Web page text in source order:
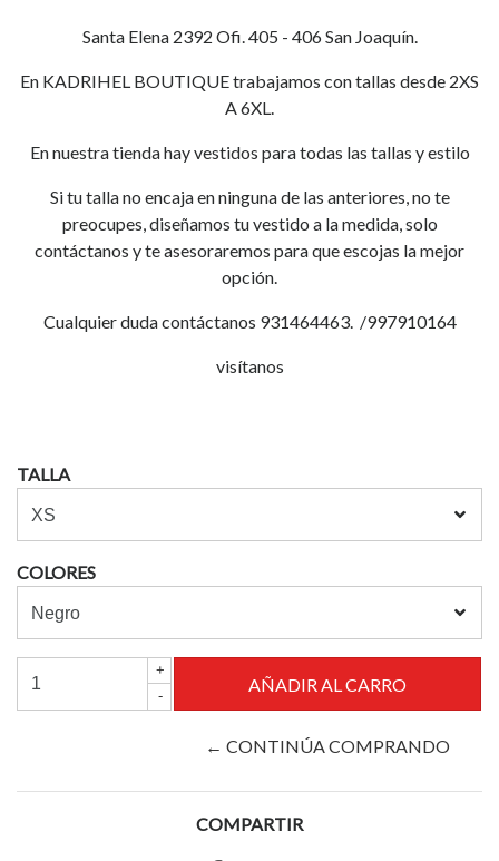
Santa Elena 2392 Ofi. 405 - 406 San Joaquín.
En KADRIHEL BOUTIQUE trabajamos con tallas desde 2XS
A 6XL.
En nuestra tienda hay vestidos para todas las tallas y estilo
Si tu talla no encaja en ninguna de las anteriores, no te
preocupes, diseñamos tu vestido a la medida, solo
contáctanos y te asesoraremos para que escojas la mejor
opción.
Cualquier duda contáctanos 931464463. /997910164
visítanos
TALLA
COLORES
+
-
← CONTINÚA COMPRANDO
COMPARTIR